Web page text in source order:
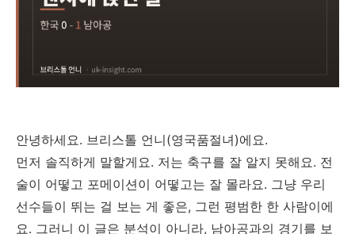
안녕하세요. 브리스톨 언니(영국품절녀)에요.
먼저 솔직하게 말할게요. 저는 축구를 잘 알지 못해요. 전
술이 어떻고 포메이션이 어떻고는 잘 몰라요. 그냥 우리
선수들이 뛰는 걸 보는 게 좋은, 그런 평범한 한 사람이에
요. 그러니 이 글은 분석이 아니라, 남아공과의 경기를 보